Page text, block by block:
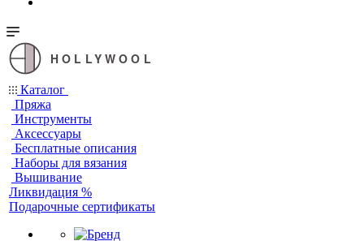
HOLLYWOOL
Каталог
Пряжа
Инструменты
Аксессуары
Бесплатные описания
Наборы для вязания
Вышивание
Ликвидация %
Подарочные сертификаты